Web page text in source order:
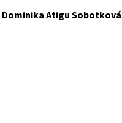
Dominika Atigu Sobotková